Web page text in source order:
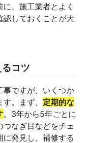
、施工業者とよく
しておくことが大
コツ
事ですが、いくつか
。まず、 定期的な
。3年から5年ごとに
なぎ目などをチェ
発見し、補修する